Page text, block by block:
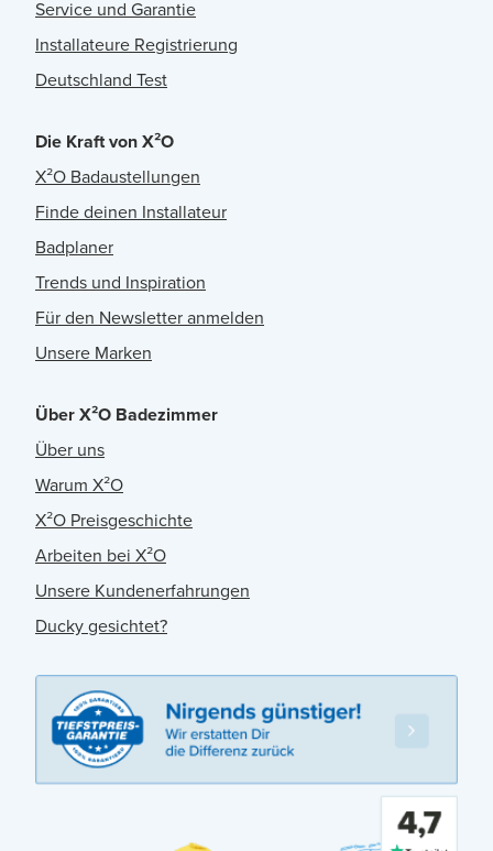
Service und Garantie
Installateure Registrierung
Deutschland Test
Die Kraft von X²O
X²O Badaustellungen
Finde deinen Installateur
Badplaner
Trends und Inspiration
Für den Newsletter anmelden
Unsere Marken
Über X²O Badezimmer
Über uns
Warum X²O
X²O Preisgeschichte
Arbeiten bei X²O
Unsere Kundenerfahrungen
Ducky gesichtet?